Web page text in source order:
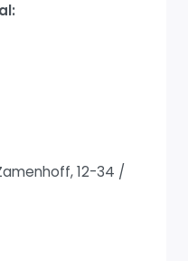
12-34 /